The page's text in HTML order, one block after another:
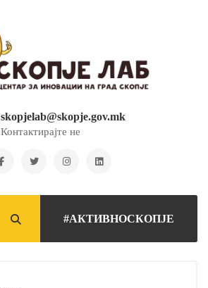
skopjelab@skopje.gov.mk
Контактирајте не
#АКТИВНОСКОПЈЕ